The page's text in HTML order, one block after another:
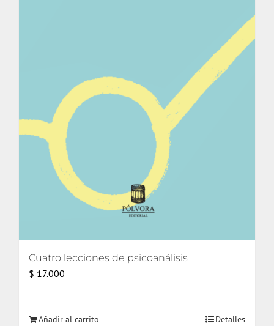
Cuatro lecciones de psicoanálisis
$ 17.000
Añadir al carrito Detalles